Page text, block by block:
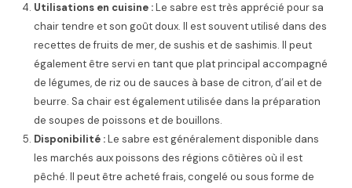
Utilisations en cuisine :Le sabre est très apprécié pour sa
chair tendre et son goût doux. Il est souvent utilisé dans des
recettes de fruits de mer, de sushis et de sashimis. Il peut
également être servi en tant que plat principal accompagné
de légumes, de riz ou de sauces à base de citron, d’ail et de
beurre. Sa chair est également utilisée dans la préparation
de soupes de poissons et de bouillons.
Disponibilité :Le sabre est généralement disponible dans
les marchés aux poissons des régions côtières où il est
pêché. Il peut être acheté frais, congelé ou sous forme de